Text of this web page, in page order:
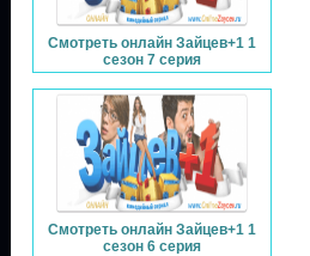
Смотреть онлайн Зайцев+1 1
сезон 7 серия
Смотреть онлайн Зайцев+1 1
сезон 6 серия